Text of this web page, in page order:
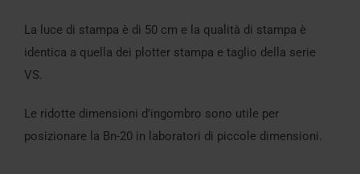
La luce di stampa è di 50 cm e la qualità di stampa è
identica a quella dei plotter stampa e taglio della serie
VS.
Le ridotte dimensioni d’ingombro sono utile per
posizionare la Bn-20 in laboratori di piccole dimensioni.